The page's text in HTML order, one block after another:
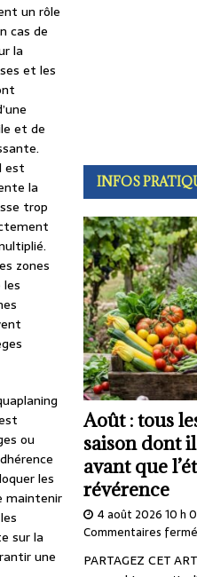
un rôle
cas de
la
et les
et de
est
la
trop
zones
les
ou
les
maintenir
sur la
une
INFOS
Août : tous
saison dont
avant que
révérence
4 août 2026 10 h
Commentaires
PARTAGEZ CET